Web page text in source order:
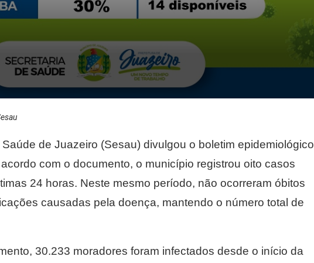
de Juazeiro (Sesau) divulgou o boletim epidemiológico
com o documento, o município registrou oito casos
24 horas. Neste mesmo período, não ocorreram óbitos
causadas pela doença, mantendo o número total de
30.233 moradores foram infectados desde o início da